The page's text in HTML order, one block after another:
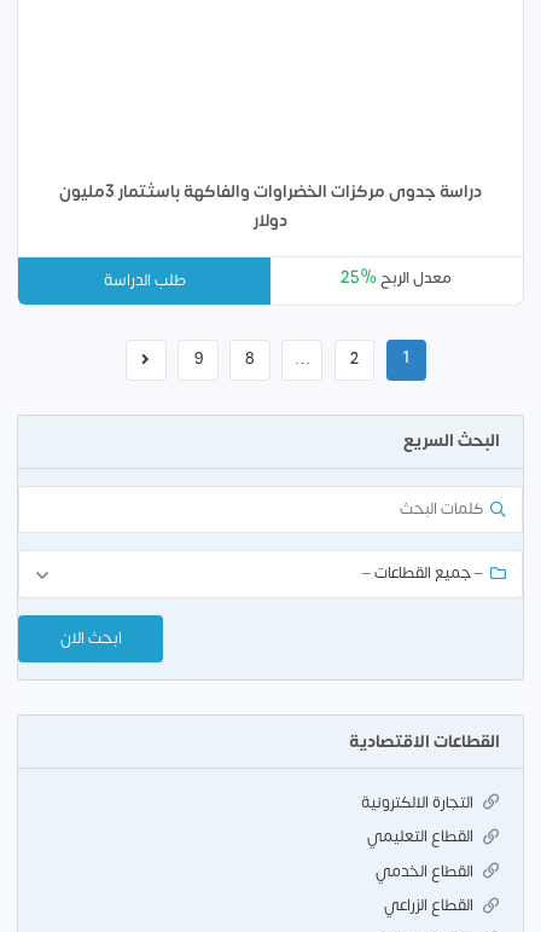
دراسة جدوى مركزات الخضراوات والفاكهة باسثتمار 3مليون
دولار
معدل الربح25% طلب الدراسة
1
2
…
8
9
البحث السريع
القطاعات الاقتصادية
التجارة الالكترونية
القطاع التعليمي
القطاع الخدمي
القطاع الزراعي